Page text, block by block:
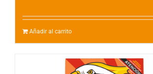
Añadir al carrito